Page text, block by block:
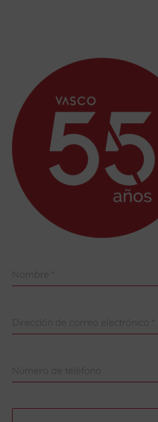
Nombre
Dirección de correo electrónico
Número de teléfono